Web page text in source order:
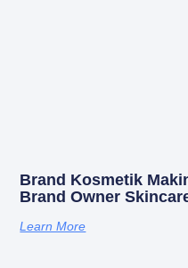
Brand Kosmetik
Brand Owner
Learn More